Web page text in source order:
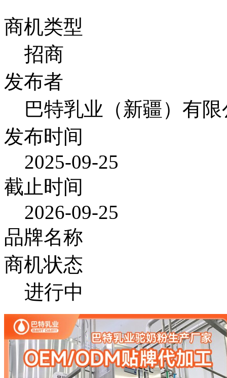
商机类型
招商
发布者
巴特乳业（新疆）有
发布时间
2025-09-25
截止时间
2026-09-25
品牌名称
商机状态
进行中